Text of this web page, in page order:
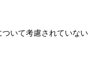
いて考慮されていない